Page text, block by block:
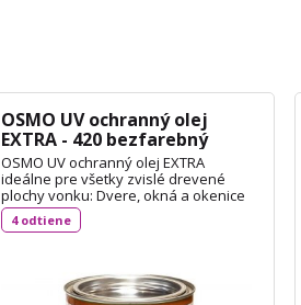
OSMO UV ochranný olej
EXTRA - 420 bezfarebný
polomatný 0,75L
OSMO UV ochranný olej EXTRA
ideálne pre všetky zvislé drevené
plochy vonku: Dvere, okná a okenice
(rozmerovo stále stavebné diely),
prístrešky pre autá, drevené fasády,
stavebné diely ). Spotreba: cca 55 ml
/ m² TECHNICKÝ LIST
4 odtiene